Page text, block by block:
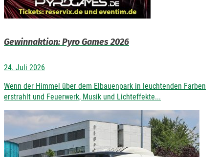
Gewinnaktion: Pyro Games 2026
24. Juli 2026
Wenn der Himmel über dem Elbauenpark in leuchtenden Farben
erstrahlt und Feuerwerk, Musik und Lichteffekte...